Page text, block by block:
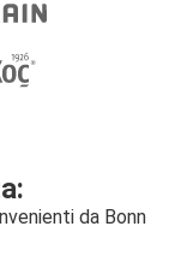
da Bonn